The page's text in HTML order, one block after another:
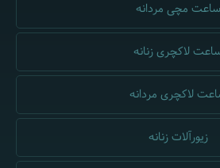
ساعت مچی مردانه
لاکچری زنانه
لاکچری مردانه
زیورآلات زنانه